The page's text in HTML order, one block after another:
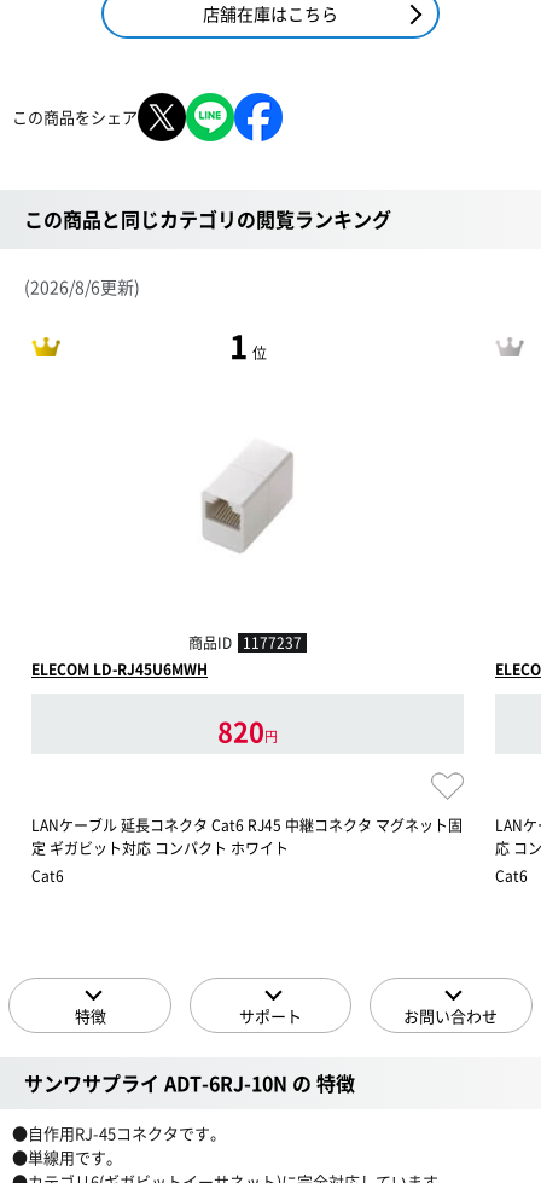
店舗在庫はこちら
この商品をシェア
この商品と同じカテゴリの閲覧ランキング
(2026/8/6更新)
1 位
商品ID 1177237
ELECOM LD-RJ45U6MWH
820円
LANケーブル 延長コネクタ Cat6 RJ45 中継コネクタ マグネット固
定 ギガビット対応 コンパクト ホワイト
Cat6
LAN
応 コ
Cat6
特徴 サポート お問い合わせ
サンワサプライ ADT-6RJ-10N の 特徴
●自作用RJ-45コネクタです。
●単線用です。